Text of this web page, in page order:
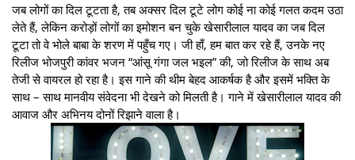
जब लोगों का दिल टूटता है, तब अक्सर दिल टूटे लोग कोई ना कोई गलत कदम उठा
लेते हैं, लेकिन करोड़ों लोगों का इमोशन बन चुके खेसारीलाल यादव का जब दिल
टूटा तो वे भोले बाबा के शरण में पहुँच गए। जी हाँ, हम बात कर रहे हैं, उनके नए
रिलीज भोजपुरी कांवर भजन “आंसू गंगा जल भइल” की, जो रिलीज के साथ अब
तेजी से वायरल हो रहा है। इस गाने की थीम बेहद आकर्षक है और इसमें भक्ति के
साथ – साथ मानवीय संवेदना भी देखने को मिलती है। गाने में खेसारीलाल यादव की
आवाज और अभिनय दोनों रिझाने वाला है।